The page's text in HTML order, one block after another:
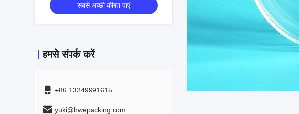
सबसे अच्छी कीमत पाएं
हमसे संपर्क करें
+86-13249991615
yuki@hwepacking.com